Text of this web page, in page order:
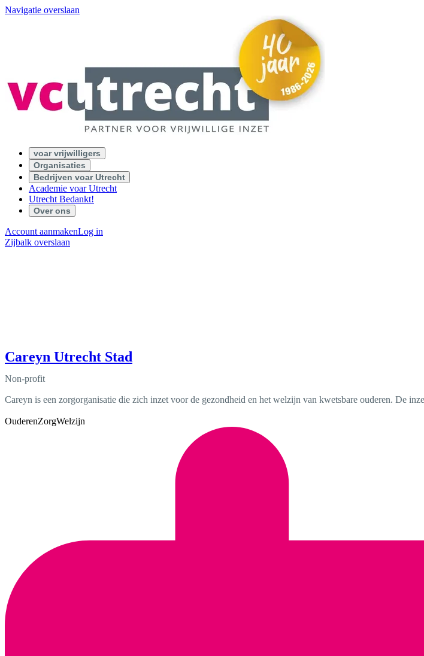
Navigatie overslaan
voar vrijwilligers
Organisaties
Bedrijven voar Utrecht
Academie voar Utrecht
Utrecht Bedankt!
Over ons
Account aanmakenLog in
Zijbalk overslaan
Careyn Utrecht Stad
Non-profit
Careyn is een zorgorganisatie die zich inzet voor de gezondheid en het welzijn van kwetsbare ouderen. De
OuderenZorgWelzijn